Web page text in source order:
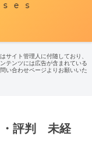
サイト管理人に付随しており、
テンツには広告が含まれている
い合わせページよりお願いいた
・評判 未経